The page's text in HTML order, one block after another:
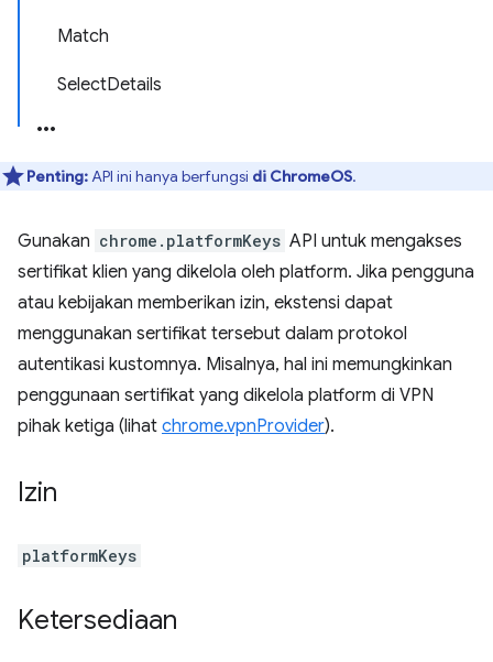
Match
SelectDetails
Penting:API ini hanya berfungsi di ChromeOS.
Gunakan chrome.platformKeys API untuk mengakses
sertifikat klien yang dikelola oleh platform. Jika pengguna
atau kebijakan memberikan izin, ekstensi dapat
menggunakan sertifikat tersebut dalam protokol
autentikasi kustomnya. Misalnya, hal ini memungkinkan
penggunaan sertifikat yang dikelola platform di VPN
pihak ketiga (lihat chrome.vpnProvider).
Izin
platformKeys
Ketersediaan